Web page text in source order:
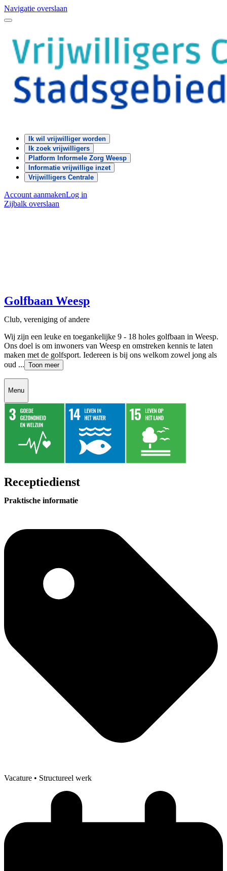
Navigatie overslaan
Ik wil vrijwilliger worden
Ik zoek vrijwilligers
Platform Informele Zorg Weesp
Informatie vrijwillige inzet
Vrijwilligers Centrale
Account aanmakenLog in
Zijbalk overslaan
Golfbaan Weesp
Club, vereniging of andere
Wij zijn een leuke en toegankelijke 9 - 18 holes golfbaan in Weesp.
Ons doel is om inwoners van Weesp en omstreken kennis te laten
maken met de golfsport. Iedereen is bij ons welkom zowel jong als
oud ... Toon meer
Menu
Receptiedienst
Praktische informatie
Vacature • Structureel werk